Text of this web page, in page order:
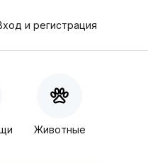
и регистрация
Животные